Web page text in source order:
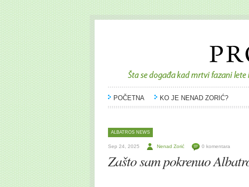
POČETNA KO JE NENAD ZORIĆ?
ALBATROS NEWS
Sep 24, 2025 Nenad Zorić 0 komentara
Zašto sam pokrenuo